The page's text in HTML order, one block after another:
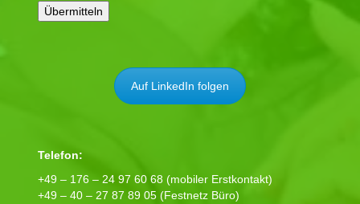
Auf LinkedIn folgen
Telefon:
+49 – 176 – 24 97 60 68 (mobiler Erstkontakt)
+49 – 40 – 27 87 89 05 (Festnetz Büro)